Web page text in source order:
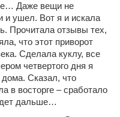
Даже вещи не
и ушел. Вот я и искала
Прочитала отзывы тех,
что этот приворот
Сделала куклу, все
четвертого дня я
Сказал, что
в восторге – сработало
дальше…